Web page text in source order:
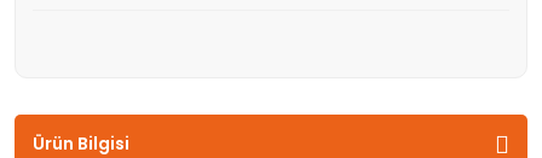
Ürün Bilgisi